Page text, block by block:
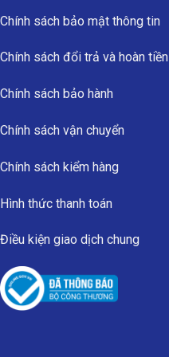
Chính sách bảo mật thông tin
Chính sách đổi trả và hoàn tiền
Chính sách bảo hành
Chính sách vận chuyển
Chính sách kiểm hàng
Hình thức thanh toán
Điều kiện giao dịch chung